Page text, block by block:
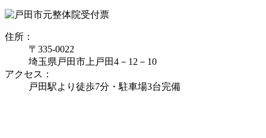
住所：
〒335‐0022
埼玉県戸田市上戸田4－12－10
アクセス：
戸田駅より徒歩7分・駐車場3台完備